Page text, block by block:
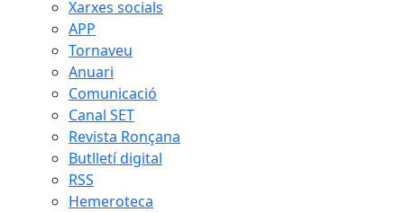
Xarxes socials
APP
Tornaveu
Anuari
Comunicació
Canal SET
Revista Ronçana
Butlletí digital
RSS
Hemeroteca